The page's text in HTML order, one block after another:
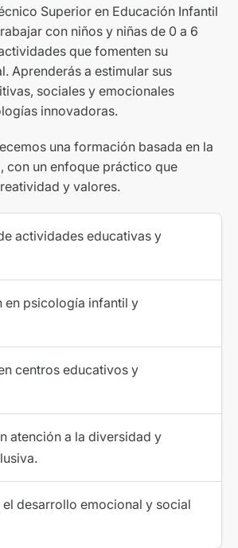
Superior en Educación Infantil
con niños y niñas de 0 a 6
que fomenten su
Aprenderás a estimular sus
sociales y emocionales
innovadoras.
una formación basada en la
con un enfoque práctico que
y valores.
actividades educativas y
en psicología infantil y
centros educativos y
atención a la diversidad y
el desarrollo emocional y social